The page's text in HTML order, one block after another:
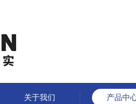
关于我们 产品中